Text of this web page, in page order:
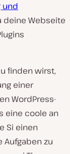
und
deine Webseite
finden wirst,
einer
WordPress-
eine coole an
Si einen
Aufgaben zu